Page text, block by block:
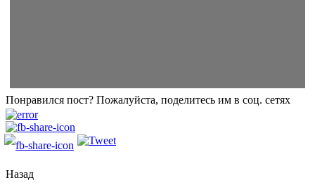
Понравился пост? Пожалуйста, поделитесь им в соц. сетях
Назад